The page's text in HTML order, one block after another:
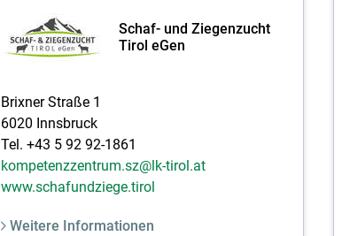
Schaf- und Ziegenzucht
Tirol eGen
Brixner Straße 1
6020 Innsbruck
Tel. +43 5 92 92-1861
kompetenzzentrum.sz@lk-tirol.at
www.schafundziege.tirol
Weitere Informationen